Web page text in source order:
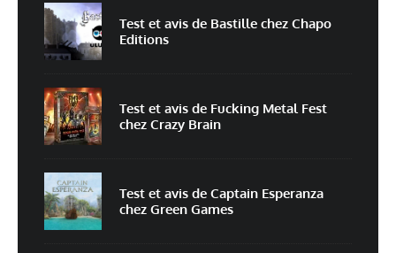
Enregistrer mon nom, mon e-mail et mon site dans le navigateur pour
mon prochain commentaire.
Prévenez-moi de tous les nouveaux commentaires par e-mail.
Prévenez-moi de tous les nouveaux articles par e-mail.
Test et avis de Bastille chez Chapo
Editions
Test et avis de Fucking Metal Fest
chez Crazy Brain
Test et avis de Captain Esperanza
chez Green Games